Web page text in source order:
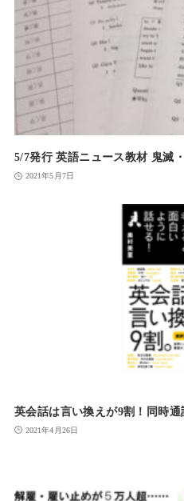
5/7発行 英語ニュース教材 鬼滅
2021年5月7日
英会話は言い換えが9割！同時
2021年4月26日